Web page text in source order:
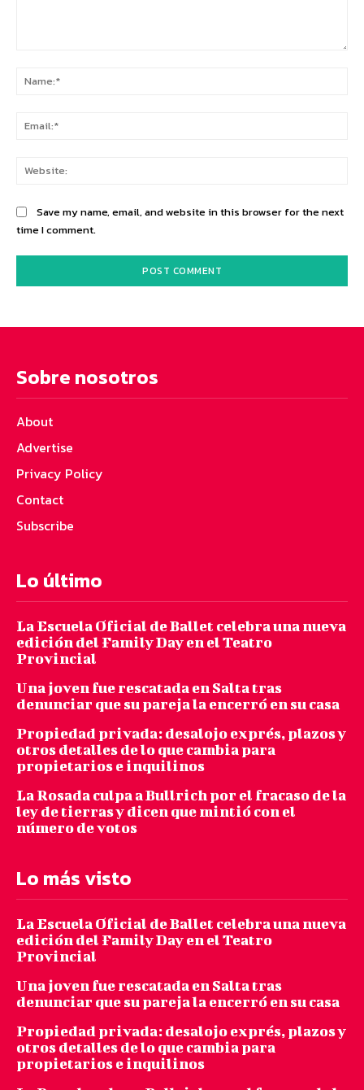
Save my name, email, and website in this browser for the next
time I comment.
Sobre nosotros
About
Advertise
Privacy Policy
Contact
Subscribe
Lo último
La Escuela Oficial de Ballet celebra una nueva
edición del Family Day en el Teatro
Provincial
Una joven fue rescatada en Salta tras
denunciar que su pareja la encerró en su casa
Propiedad privada: desalojo exprés, plazos y
otros detalles de lo que cambia para
propietarios e inquilinos
La Rosada culpa a Bullrich por el fracaso de la
ley de tierras y dicen que mintió con el
número de votos
Lo más visto
La Escuela Oficial de Ballet celebra una nueva
edición del Family Day en el Teatro
Provincial
Una joven fue rescatada en Salta tras
denunciar que su pareja la encerró en su casa
Propiedad privada: desalojo exprés, plazos y
otros detalles de lo que cambia para
propietarios e inquilinos